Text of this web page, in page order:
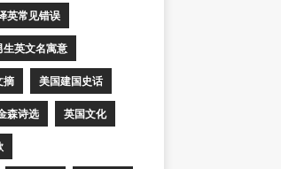
英常见错误
生英文名寓意
摘 美国建国史话
森诗选 英国文化